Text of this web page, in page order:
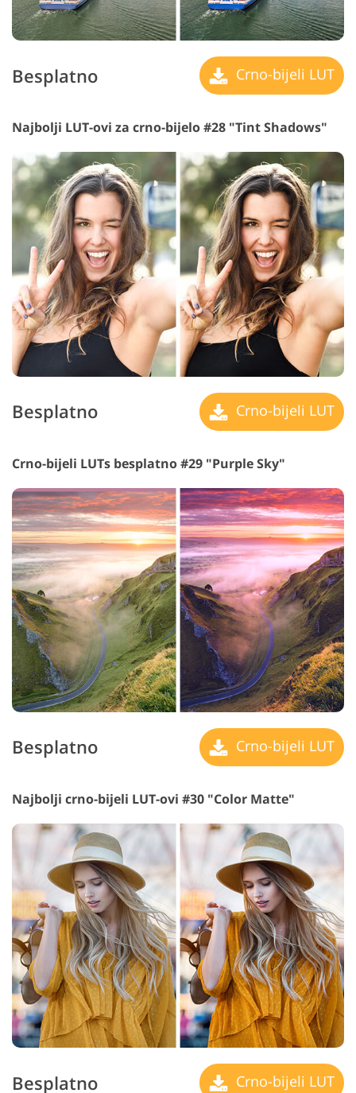
Besplatno Crno-bijeli LUT
Najbolji LUT-ovi za crno-bijelo #28 "Tint Shadows"
Besplatno Crno-bijeli LUT
Crno-bijeli LUTs besplatno #29 "Purple Sky"
Besplatno Crno-bijeli LUT
Najbolji crno-bijeli LUT-ovi #30 "Color Matte"
Besplatno Crno-bijeli LUT